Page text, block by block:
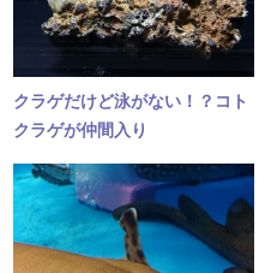
クラゲだけど泳がない！？コト
クラゲが仲間入り